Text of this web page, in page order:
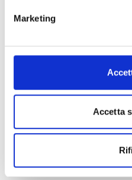
Marketing
Accetta
Simonetta Dovier
e-mail:
Roberto Costantini
telefono: 0432555232
PEC: